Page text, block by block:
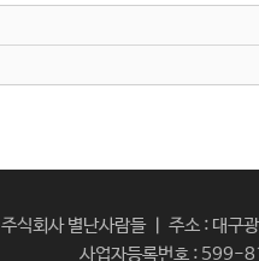
주식회사 별난사람들 ㅣ 주소 : 대
사업자등록번호 :